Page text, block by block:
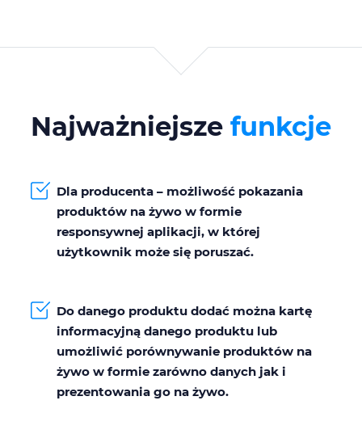
Najważniejsze funkcje
Dla producenta – możliwość pokazania
produktów na żywo w formie
responsywnej aplikacji, w której
użytkownik może się poruszać.
Do danego produktu dodać można kartę
informacyjną danego produktu lub
umożliwić porównywanie produktów na
żywo w formie zarówno danych jak i
prezentowania go na żywo.